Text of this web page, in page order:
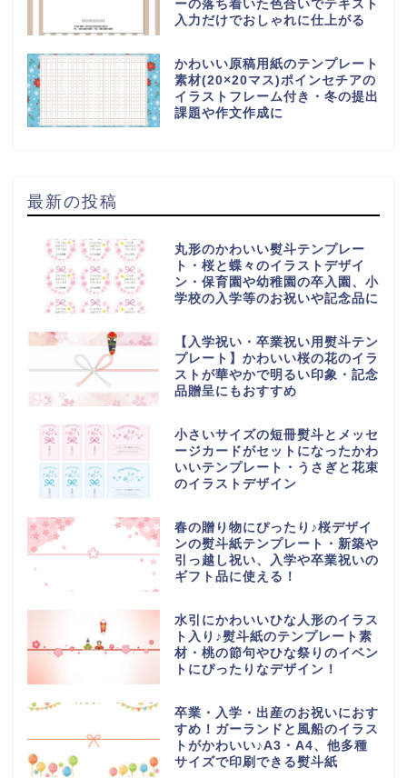
ーの落ち着いた色合いでテキスト
入力だけでおしゃれに仕上がる
かわいい原稿用紙のテンプレート
素材(20×20マス)ポインセチアの
イラストフレーム付き・冬の提出
課題や作文作成に
最新の投稿
丸形のかわいい熨斗テンプレー
ト・桜と蝶々のイラストデザイ
ン・保育園や幼稚園の卒入園、小
学校の入学等のお祝いや記念品に
【入学祝い・卒業祝い用熨斗テン
プレート】かわいい桜の花のイラ
ストが華やかで明るい印象・記念
品贈呈にもおすすめ
小さいサイズの短冊熨斗とメッセ
ージカードがセットになったかわ
いいテンプレート・うさぎと花束
のイラストデザイン
春の贈り物にぴったり♪桜デザイ
ンの熨斗紙テンプレート・新築や
引っ越し祝い、入学や卒業祝いの
ギフト品に使える！
水引にかわいいひな人形のイラス
ト入り♪熨斗紙のテンプレート素
材・桃の節句やひな祭りのイベン
トにぴったりなデザイン！
卒業・入学・出産のお祝いにおす
すめ！ガーランドと風船のイラス
トがかわいい♪A3・A4、他多種
サイズで印刷できる熨斗紙